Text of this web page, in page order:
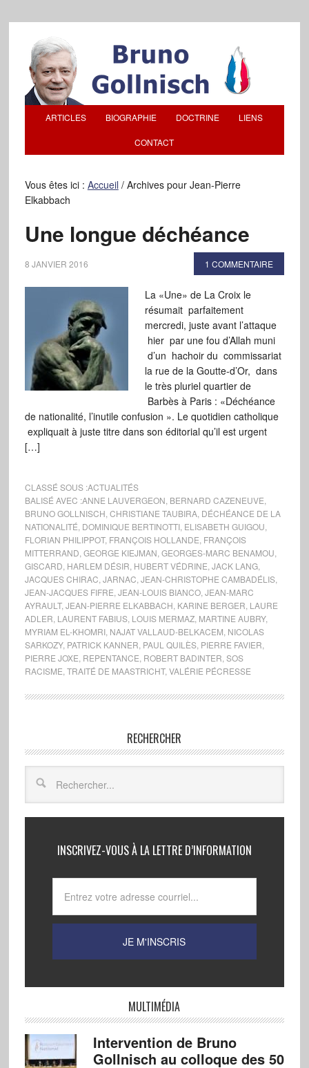
ARTICLES BIOGRAPHIE DOCTRINE LIENS
CONTACT
Vous êtes ici : Accueil /Archives pour Jean-Pierre
Elkabbach
Une longue déchéance
8 JANVIER 2016 1 COMMENTAIRE
La «Une» de La Croix le
résumait parfaitement
mercredi, juste avant l’attaque
hier par une fou d’Allah muni
d’un hachoir du commissariat
la rue de la Goutte-d’Or, dans
le très pluriel quartier de
Barbès à Paris : «Déchéance
de nationalité, l’inutile confusion ». Le quotidien catholique
expliquait à juste titre dans son éditorial qu’il est urgent
[…]
CLASSÉ SOUS :ACTUALITÉS
BALISÉ AVEC :ANNE LAUVERGEON BERNARD CAZENEUVE
BRUNO GOLLNISCH CHRISTIANE TAUBIRA, DÉCHÉANCE DE LA
NATIONALITÉ DOMINIQUE BERTINOTTI, ELISABETH GUIGOU
FLORIAN PHILIPPOT, FRANÇOIS HOLLANDE FRANÇOIS
MITTERRAND GEORGE KIEJMAN GEORGES-MARC BENAMOU
GISCARD HARLEM DÉSIR HUBERT VÉDRINE JACK LANG,
JACQUES CHIRAC JARNAC JEAN-CHRISTOPHE CAMBADÉLIS,
JEAN-JACQUES FIFRE JEAN-LOUIS BIANCO, JEAN-MARC
AYRAULT, JEAN-PIERRE ELKABBACH KARINE BERGER LAURE
ADLER LAURENT FABIUS, LOUIS MERMAZ, MARTINE AUBRY,
MYRIAM EL-KHOMRI, NAJAT VALLAUD-BELKACEM NICOLAS
SARKOZY, PATRICK KANNER PAUL QUILÈS, PIERRE FAVIER
PIERRE JOXE REPENTANCE ROBERT BADINTER SOS
RACISME TRAITÉ DE MAASTRICHT, VALÉRIE PÉCRESSE
RECHERCHER
INSCRIVEZ-VOUS À LA LETTRE D’INFORMATION
MULTIMÉDIA
Intervention de Bruno
Gollnisch au colloque des 50